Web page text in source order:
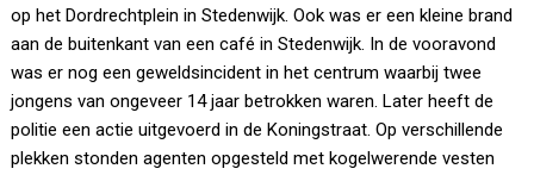
op het Dordrechtplein in Stedenwijk. Ook was er een kleine brand
aan de buitenkant van een café in Stedenwijk. In de vooravond
was er nog een geweldsincident in het centrum waarbij twee
jongens van ongeveer 14 jaar betrokken waren. Later heeft de
politie een actie uitgevoerd in de Koningstraat. Op verschillende
plekken stonden agenten opgesteld met kogelwerende vesten